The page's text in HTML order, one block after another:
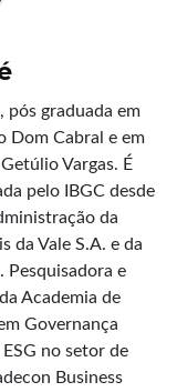
pós graduada em
Dom Cabral e em
Vargas. É
pelo IBGC desde
da
da Vale S.A. e da
Pesquisadora e
Academia de
Governança
no setor de
Business